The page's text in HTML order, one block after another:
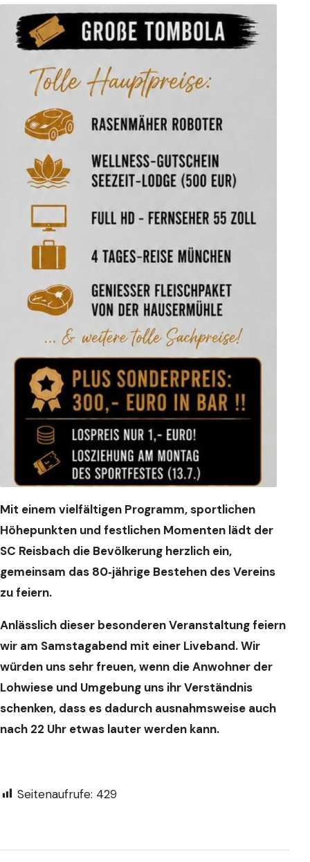
Mit einem vielfältigen Programm, sportlichen
Höhepunkten und festlichen Momenten lädt der
SC Reisbach die Bevölkerung herzlich ein,
gemeinsam das 80‑jährige Bestehen des Vereins
zu feiern.
Anlässlich dieser besonderen Veranstaltung feiern
wir am Samstagabend mit einer Liveband. Wir
würden uns sehr freuen, wenn die Anwohner der
Lohwiese und Umgebung uns ihr Verständnis
schenken, dass es dadurch ausnahmsweise auch
nach 22 Uhr etwas lauter werden kann.
Seitenaufrufe: 429